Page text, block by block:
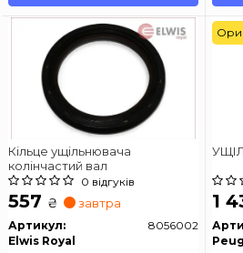
Кільце ущільнювача
колінчастий вал
0 відгуків
557 ₴ завтра
Артикул:
8056002
Elwis Royal
1